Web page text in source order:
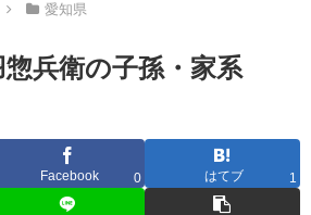
愛知県
兵衛の子孫・家系
Facebook 0 はてブ 1